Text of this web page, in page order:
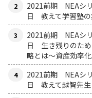
2021前期 NEAシ
日 教えて学習塾
2021前期 NEAシ
日 生き残りのため
略とは〜資産効率
2021前期 NEAシ
日 教えて越智先